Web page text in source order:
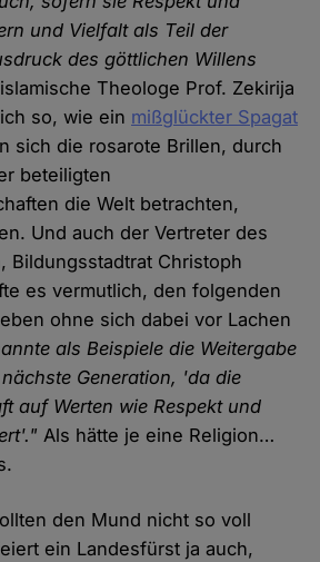
und Vielfalt als Teil der
des göttlichen Willens
Theologe Prof. Zekirija
so, wie ein mißglückter Spagat
sich die rosarote Brillen, durch
beteiligten
die Welt betrachten,
Und auch der Vertreter des
Bildungsstadtrat Christoph
es vermutlich, den folgenden
ohne sich dabei vor Lachen
als Beispiele die Weitergabe
Generation, 'da die
auf Werten wie Respekt und
Als hätte je eine Religion…
den Mund nicht so voll
ein Landesfürst ja auch,